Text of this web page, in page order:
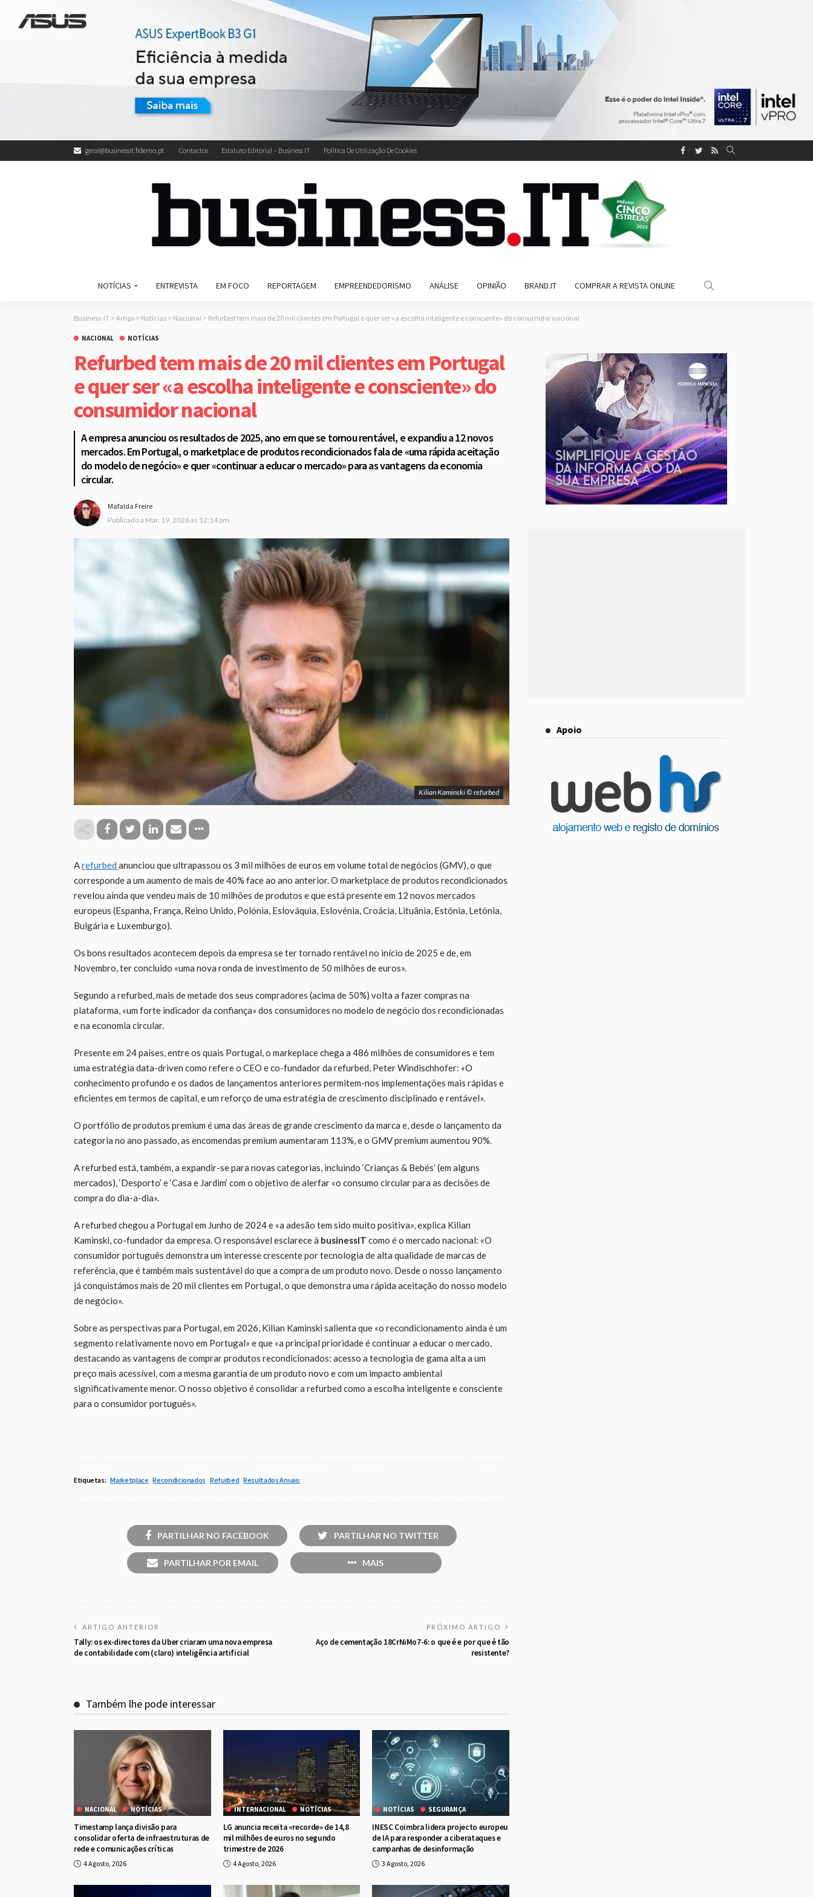
geral@businessit.fidemo.pt Contactos Estatuto Editorial – Business IT Política De Utilização De Cookies
NOTÍCIAS ENTREVISTA EM FOCO REPORTAGEM EMPREENDEDORISMO ANÁLISE OPINIÃO BRAND.IT COMPRAR A REVISTA ONLINE
Business-IT > Artigo > Notícias > Nacional > Refurbed tem mais de 20 mil clientes em Portugal e quer ser «a escolha inteligente e consciente» do consumidor nacional
NACIONAL NOTÍCIAS
Refurbed tem mais de 20 mil clientes em Portugal
e quer ser «a escolha inteligente e consciente» do
consumidor nacional
A empresa anunciou os resultados de 2025, ano em que se tornou rentável, e expandiu a 12 novos
mercados. Em Portugal, o marketplace de produtos recondicionados fala de «uma rápida aceitação
do modelo de negócio» e quer «continuar a educar o mercado» para as vantagens da economia
circular.
Mafalda Freire
Publicado a Mar. 19, 2026 às 12:14 pm
Kilian Kaminski © refurbed
Arefurbed anunciou que ultrapassou os 3 mil milhões de euros em volume total de negócios (GMV), o que
corresponde a um aumento de mais de 40% face ao ano anterior. O marketplace de produtos recondicionados
revelou ainda que vendeu mais de 10 milhões de produtos e que está presente em 12 novos mercados
europeus (Espanha, França, Reino Unido, Polónia, Eslováquia, Eslovénia, Croácia, Lituânia, Estónia, Letónia,
Bulgária e Luxemburgo).
Os bons resultados acontecem depois da empresa se ter tornado rentável no início de 2025 e de, em
Novembro, ter concluido «uma nova ronda de investimento de 50 milhões de euros».
Segundo a refurbed, mais de metade dos seus compradores (acima de 50%) volta a fazer compras na
plataforma, «um forte indicador da confiança» dos consumidores no modelo de negócio dos recondicionadas
e na economia circular.
Presente em 24 países, entre os quais Portugal, o markeplace chega a 486 milhões de consumidores e tem
uma estratégia data-driven como refere o CEO e co-fundador da refurbed, Peter Windischhofer: «O
conhecimento profundo e os dados de lançamentos anteriores permitem-nos implementações mais rápidas e
eficientes em termos de capital, e um reforço de uma estratégia de crescimento disciplinado e rentável».
O portfólio de produtos premium é uma das áreas de grande crescimento da marca e, desde o lançamento da
categoria no ano passado, as encomendas premium aumentaram 113%, e o GMV premium aumentou 90%.
A refurbed está, também, a expandir-se para novas categorias, incluindo ‘Crianças & Bebés’ (em alguns
mercados), ‘Desporto’ e ‘Casa e Jardim’ com o objetivo de alerfar «o consumo circular para as decisões de
compra do dia-a-dia».
A refurbed chegou a Portugal em Junho de 2024 e «a adesão tem sido muito positiva», explica Kilian
Kaminski, co-fundador da empresa. O responsável esclarece à businessIT como é o mercado nacional: «O
consumidor português demonstra um interesse crescente por tecnologia de alta qualidade de marcas de
referência, que é também mais sustentável do que a compra de um produto novo. Desde o nosso lançamento
já conquistámos mais de 20 mil clientes em Portugal, o que demonstra uma rápida aceitação do nosso modelo
de negócio».
Sobre as perspectivas para Portugal, em 2026, Kilian Kaminski salienta que «o recondicionamento ainda é um
segmento relativamente novo em Portugal» e que «a principal prioridade é continuar a educar o mercado,
destacando as vantagens de comprar produtos recondicionados: acesso a tecnologia de gama alta a um
preço mais acessível, com a mesma garantia de um produto novo e com um impacto ambiental
significativamente menor. O nosso objetivo é consolidar a refurbed como a escolha inteligente e consciente
para o consumidor português».
Etiquetas: Marketplace Recondicionados Refurbed Resultados Anuais
PARTILHAR NO FACEBOOK PARTILHAR NO TWITTER
PARTILHAR POR EMAIL MAIS
ARTIGO ANTERIOR
Tally: os ex-directores da Uber criaram uma nova empresa
de contabilidade com (claro) inteligência artificial
PRÓXIMO ARTIGO
Aço de cementação 18CrNiMo7-6: o que é e por que é tão
resistente?
Também lhe pode interessar
NACIONAL NOTÍCIAS
Timestamp lança divisão para
consolidar oferta de infraestruturas de
rede e comunicações críticas
4 Agosto, 2026
INTERNACIONAL NOTÍCIAS
LG anuncia receita «recorde» de 14,8
mil milhões de euros no segundo
trimestre de 2026
4 Agosto, 2026
NOTÍCIAS SEGURANÇA
INESC Coimbra lidera projecto europeu
de IA para responder a ciberataques e
campanhas de desinformação
3 Agosto, 2026
Apoio